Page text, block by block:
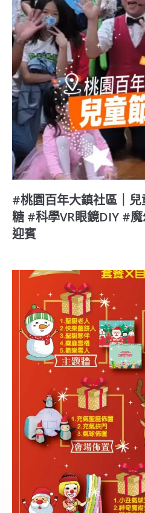
#桃園百年大鎮社區｜
糖 #科學VR眼鏡DIY #
迎賓